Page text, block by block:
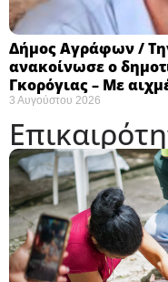
Δήμος Αγράφων /
ανακοίνωσε ο
Γκορόγιας – Με
3 Αυγούστου 2026